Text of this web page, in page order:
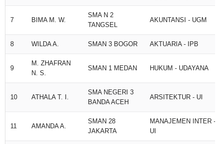
7 BIMA M. W.
SMA N 2
TANGSEL
AKUNTANSI - UGM
8 WILDA A. SMAN 3 BOGOR AKTUARIA - IPB
9
M. ZHAFRAN
N. S.
SMAN 1 MEDAN HUKUM - UDAYANA
10 ATHALA T. I.
SMA NEGERI 3
BANDA ACEH
ARSITEKTUR - UI
11 AMANDA A.
SMAN 28
JAKARTA
MANAJEMEN INTER -
UI